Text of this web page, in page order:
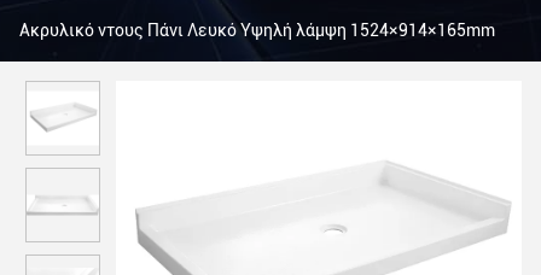
Ακρυλικό ντους Πάνι Λευκό Υψηλή λάμψη 1524×914×165mm